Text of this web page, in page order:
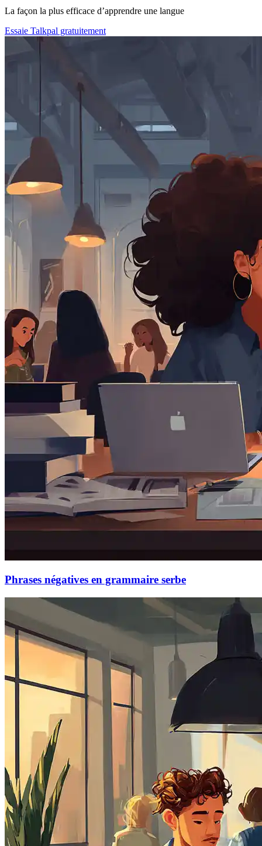
La façon la plus efficace d’apprendre une langue
Essaie Talkpal gratuitement
Phrases négatives en grammaire serbe